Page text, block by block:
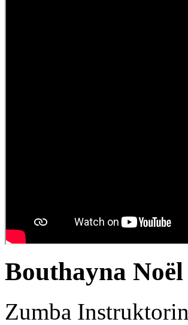
Bouthayna Noël
Zumba Instruktorin